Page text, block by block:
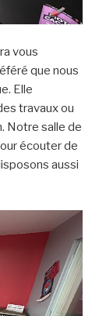
vous
que nous
Elle
travaux ou
Notre salle de
écouter de
aussi